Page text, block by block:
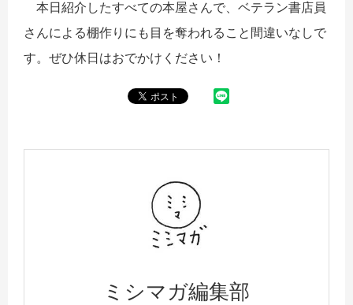
本日紹介したすべての本屋さんで、ベテラン書店員
さんによる棚作りにも目を奪われること間違いなしで
す。ぜひ休日はおでかけください！
ミシマガ編集部